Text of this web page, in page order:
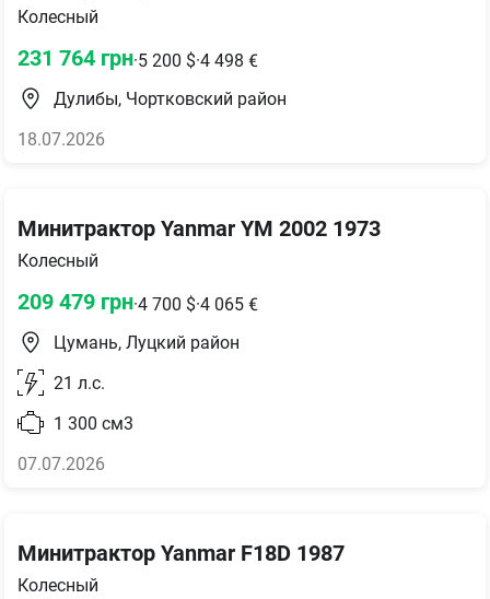
Колесный
231 764 грн·5 200 $·4 498 €
Дулибы, Чортковский район
18.07.2026
Минитрактор Yanmar YM 2002 1973
Колесный
209 479 грн·4 700 $·4 065 €
Цумань, Луцкий район
21 л.с.
1 300 см3
07.07.2026
Минитрактор Yanmar F18D 1987
Колесный